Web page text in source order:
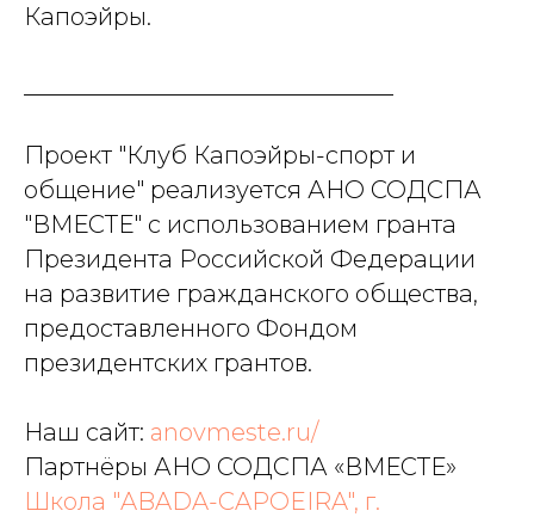
Капоэйры.
Проект "Клуб Капоэйры-спорт и
общение" реализуется АНО СОДСПА
"ВМЕСТЕ" с использованием гранта
Президента Российской Федерации
на развитие гражданского общества,
предоставленного Фондом
президентских грантов.
Наш сайт: anovmeste.ru/
Партнёры АНО СОДСПА «ВМЕСТЕ»
Школа "ABADA-CAPOEIRA", г.